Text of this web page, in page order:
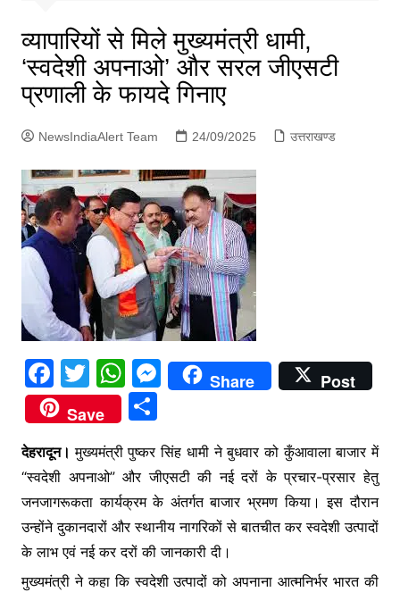
व्यापारियों से मिले मुख्यमंत्री धामी,
‘स्वदेशी अपनाओ’ और सरल जीएसटी
प्रणाली के फायदे गिनाए
NewsIndiaAlert Team 24/09/2025 उत्तराखण्ड
F
a
c
e
b
o
o
k
T
w
itt
er
W
h
at
s
A
p
p
M
e
s
e
n
g
er
Share
Post
Save
S
ar
e
देहरादून।मुख्यमंत्री पुष्कर सिंह धामी ने बुधवार को कुँआवाला बाजार में
“स्वदेशी अपनाओ” और जीएसटी की नई दरों के प्रचार-प्रसार हेतु
जनजागरूकता कार्यक्रम के अंतर्गत बाजार भ्रमण किया। इस दौरान
उन्होंने दुकानदारों और स्थानीय नागरिकों से बातचीत कर स्वदेशी उत्पादों
के लाभ एवं नई कर दरों की जानकारी दी।
मुख्यमंत्री ने कहा कि स्वदेशी उत्पादों को अपनाना आत्मनिर्भर भारत की